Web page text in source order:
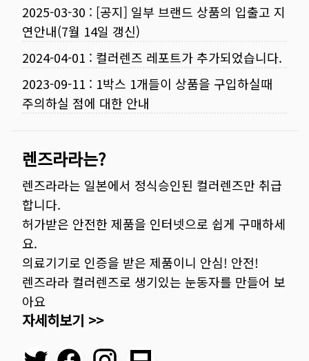
2025-03-30 : [공지] 일부 브랜드 상품의 입출고 지
연안내(7월 14일 갱신)
2024-04-01 : 컬러렌즈 레포트가 추가되었습니다.
2023-09-11 : 1박스 1개들이 상품을 구입하실때
주의하실 점에 대한 안내
렌즈라라는?
렌즈라라는 일본에서 정식승인된 컬러렌즈만 취급
합니다.
허가받은 안전한 제품을 인터넷으로 쉽게 구매하세
요.
의료기기로 인증을 받은 제품이니 안심! 안전!
렌즈라라 컬러렌즈로 생기있는 눈동자를 만들어 보
아요
자세히보기 >>